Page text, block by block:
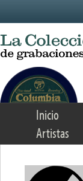
Inicio
Artistas